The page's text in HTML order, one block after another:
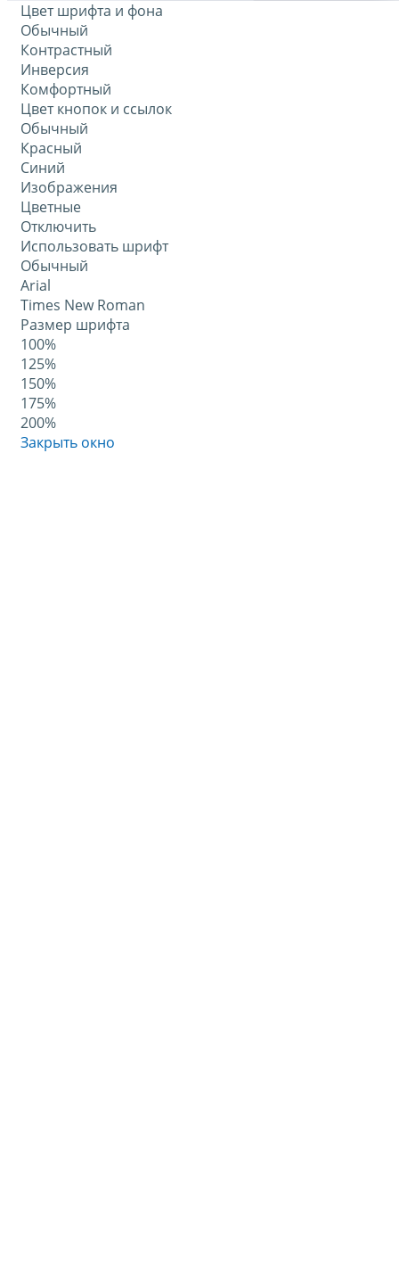
Цвет шрифта и фона
Обычный
Контрастный
Инверсия
Комфортный
Цвет кнопок и ссылок
Обычный
Красный
Синий
Изображения
Цветные
Отключить
Использовать шрифт
Обычный
Arial
Times New Roman
Размер шрифта
100%
125%
150%
175%
200%
Закрыть окно